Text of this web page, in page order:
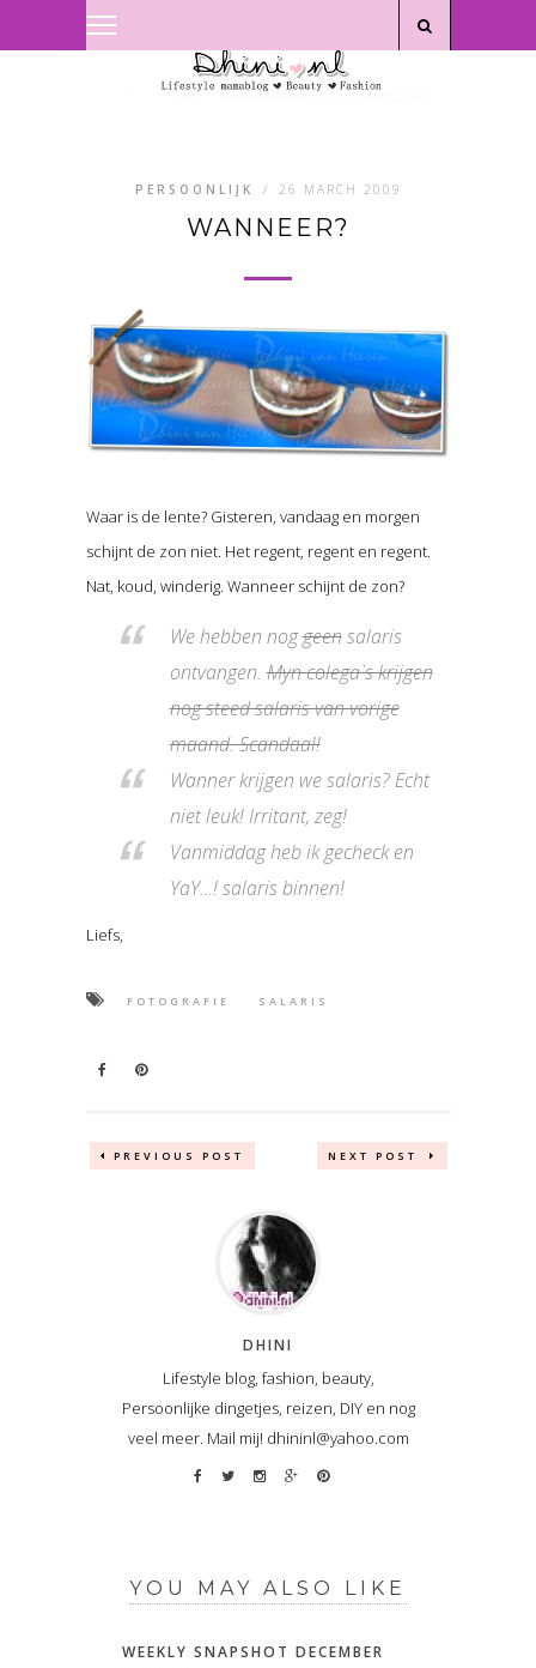
PERSOONLIJK / 26 MARCH 2009
WANNEER?
Waar is de lente? Gisteren, vandaag en morgen
schijnt de zon niet. Het regent, regent en regent.
Nat, koud, winderig. Wanneer schijnt de zon?
We hebben noggeensalaris
ontvangen.Myn colega`s krijgen
nog steed salaris van vorige
maand. Scandaal!
Wanner krijgen we salaris? Echt
niet leuk! Irritant, zeg!
Vanmiddag heb ik gecheck en
YaY…! salaris binnen!
Liefs,
FOTOGRAFIE SALARIS
PREVIOUS POST NEXT POST
DHINI
Lifestyle blog, fashion, beauty,
Persoonlijke dingetjes, reizen, DIY en nog
veel meer. Mail mij! dhininl@yahoo.com
YOU MAY ALSO LIKE
WEEKLY SNAPSHOT DECEMBER